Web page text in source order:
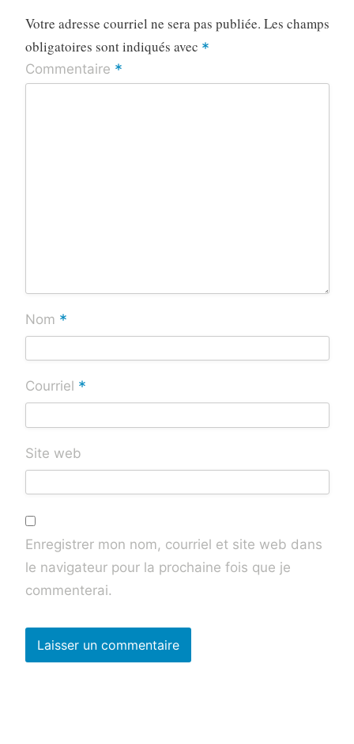
Votre adresse courriel ne sera pas publiée. Les champs
obligatoires sont indiqués avec *
Commentaire *
Nom *
Courriel *
Site web
Enregistrer mon nom, courriel et site web dans
le navigateur pour la prochaine fois que je
commenterai.